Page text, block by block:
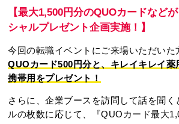
【最大1,500円分のQUOカードなど
シャルプレゼント企画実施！】
今回の転職イベントにご来場いただいた
QUOカード500円分と、キレイキレイ薬
携帯用をプレゼント！
さらに、企業ブースを訪問して話を聞く
ルの枚数に応じて、『QUOカード最大